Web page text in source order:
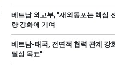
베트남 외교부, "재외동포는 핵심
량 강화에 기여
베트남-태국, 전면적 협력 관계 강
달성 목표"